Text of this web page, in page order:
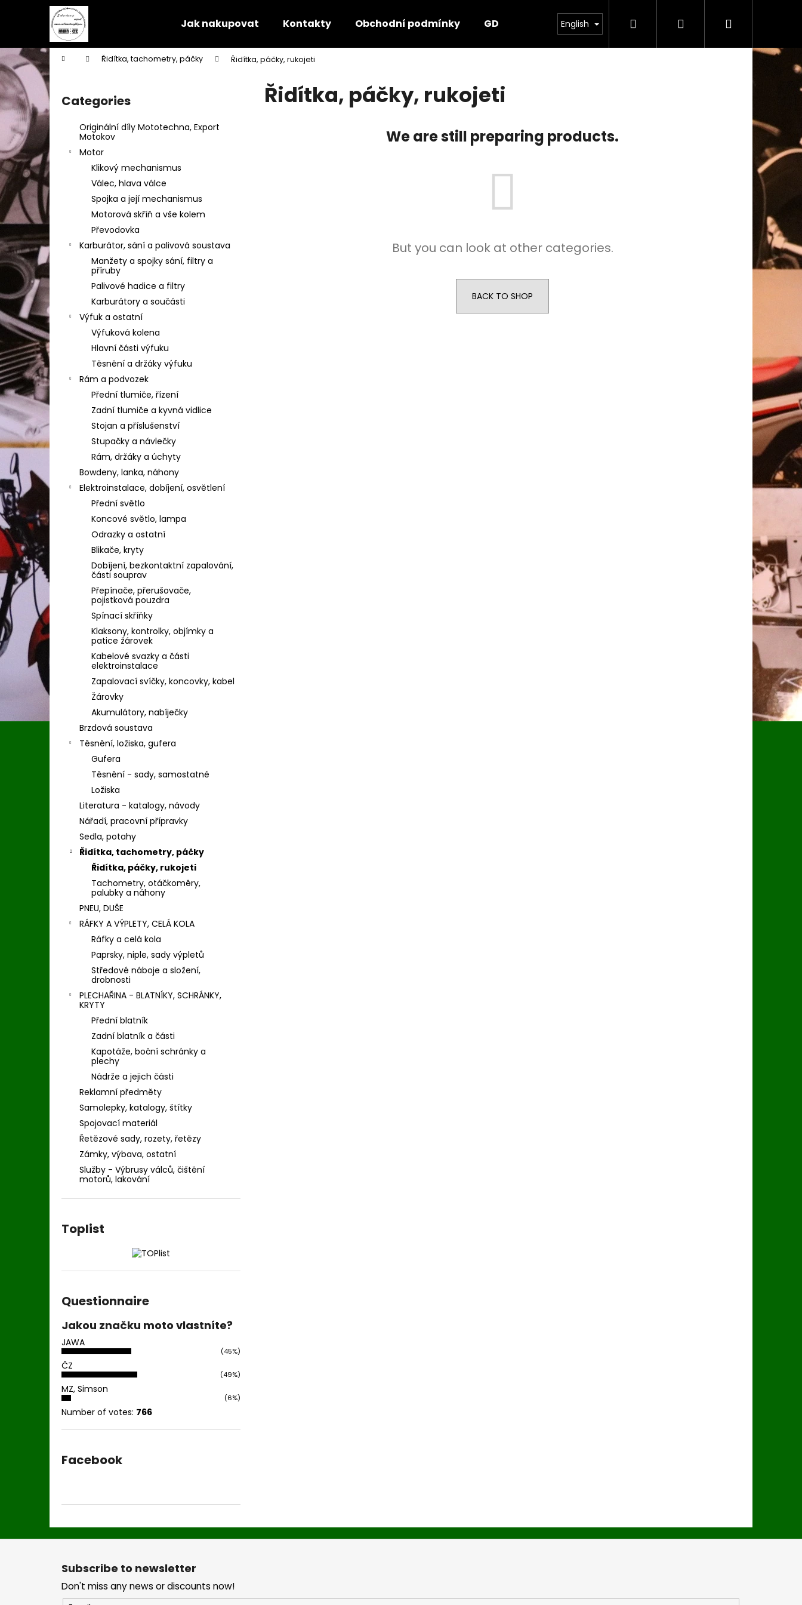
Jak nakupovat Kontakty Obchodní podmínky GDPR - Podmínky ochrany osobních údajů
English Search Login Shopping
Home Řidítka, tachometry, páčky Řidítka, páčky, rukojeti
S
i
d
e
a
r
Skip
categories
Categories
Originální díly Mototechna, Export
Motokov
Motor
Klikový mechanismus
Válec, hlava válce
Spojka a její mechanismus
Motorová skříň a vše kolem
Převodovka
Karburátor, sání a palivová soustava
Manžety a spojky sání, filtry a
příruby
Palivové hadice a filtry
Karburátory a součásti
Výfuk a ostatní
Výfuková kolena
Hlavní části výfuku
Těsnění a držáky výfuku
Rám a podvozek
Přední tlumiče, řízení
Zadní tlumiče a kyvná vidlice
Stojan a příslušenství
Stupačky a návlečky
Rám, držáky a úchyty
Bowdeny, lanka, náhony
Elektroinstalace, dobíjení, osvětlení
Přední světlo
Koncové světlo, lampa
Odrazky a ostatní
Blikače, kryty
Dobíjení, bezkontaktní zapalování,
části souprav
Přepínače, přerušovače,
pojistková pouzdra
Spínací skříňky
Klaksony, kontrolky, objímky a
patice žárovek
Kabelové svazky a části
elektroinstalace
Zapalovací svíčky, koncovky, kabel
Žárovky
Akumulátory, nabíječky
Brzdová soustava
Těsnění, ložiska, gufera
Gufera
Těsnění - sady, samostatné
Ložiska
Literatura - katalogy, návody
Nářadí, pracovní přípravky
Sedla, potahy
Řidítka, tachometry, páčky
Řidítka, páčky, rukojeti
Tachometry, otáčkoměry,
palubky a náhony
PNEU, DUŠE
RÁFKY A VÝPLETY, CELÁ KOLA
Ráfky a celá kola
Paprsky, niple, sady výpletů
Středové náboje a složení,
drobnosti
PLECHAŘINA - BLATNÍKY, SCHRÁNKY,
KRYTY
Přední blatník
Zadní blatník a části
Kapotáže, boční schránky a
plechy
Nádrže a jejich části
Reklamní předměty
Samolepky, katalogy, štítky
Spojovací materiál
Řetězové sady, rozety, řetězy
Zámky, výbava, ostatní
Služby - Výbrusy válců, čištění
motorů, lakování
Toplist
Questionnaire
Jakou značku moto vlastníte?
JAWA
(45%)
ČZ
(49%)
MZ, Simson
(6%)
Number of votes: 766
Facebook
Řidítka, páčky, rukojeti
We are still preparing products.
But you can look at other categories.
BACK TO SHOP
t
Back
shopping
Back
shopping
What are you looking for?
SEARCH
F
Subscribe to newsletter
Don't miss any news or discounts now!